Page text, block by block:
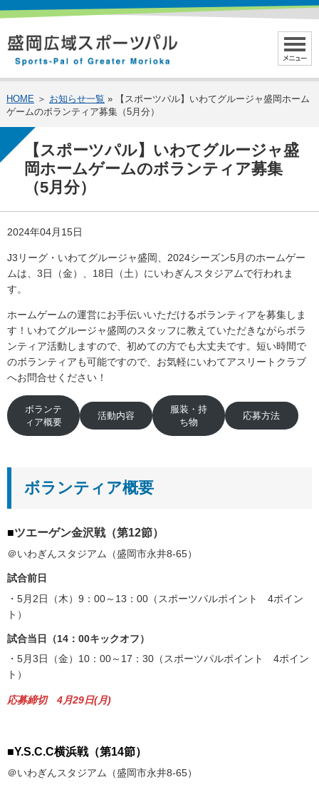
HOME＞ お知らせ一覧 » 【スポーツパル】いわてグルージャ盛岡ホーム
ゲームのボランティア募集（5月分）
【スポーツパル】いわてグルージャ盛
岡ホームゲームのボランティア募集
（5月分）
2024年04月15日
J3リーグ・いわてグルージャ盛岡、2024シーズン5月のホームゲー
ムは、3日（金）、18日（土）にいわぎんスタジアムで行われま
す。
ホームゲームの運営にお手伝いいただけるボランティアを募集しま
す！いわてグルージャ盛岡のスタッフに教えていただきながらボラ
ンティア活動しますので、初めての方でも大丈夫です。短い時間で
のボランティアも可能ですので、お気軽にいわてアスリートクラブ
へお問合せください！
ボランテ
ィア概要
活動内容
服装・持
ち物
応募方法
ボランティア概要
■ツエーゲン金沢戦（第12節）
＠いわぎんスタジアム（盛岡市永井8-65）
試合前日
・5月2日（木）9：00～13：00（スポーツパルポイント 4ポイン
ト）
試合当日（14：00キックオフ）
・5月3日（金）10：00～17：30（スポーツパルポイント 4ポイン
ト）
応募締切 4月29日(月)
■Y.S.C.C横浜戦（第14節）
＠いわぎんスタジアム（盛岡市永井8-65）